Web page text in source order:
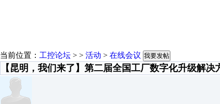
当前位置： 工控论坛 > > 活动 > 在线会议 我要发帖
【昆明，我们来了】第二届全国工厂数字化升级解决